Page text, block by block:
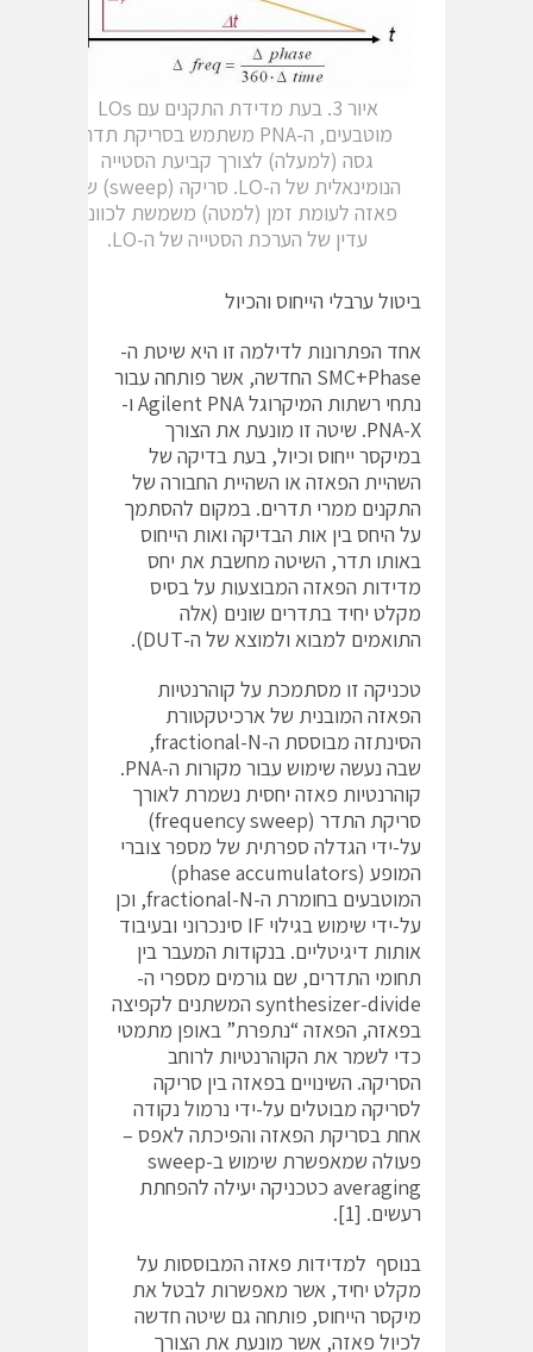
איור 3. בעת מדידת התקנים עם LOs
מוטבעים, ה-PNA משתמש בסריקת תדר
גסה (למעלה) לצורך קביעת הסטייה
הנומינאלית של ה-LO. סריקה (sweep) של
פאזה לעומת זמן (למטה) משמשת לכוונון
עדין של הערכת הסטייה של ה-LO.
ביטול ערבלי הייחוס והכיול
אחד הפתרונות לדילמה זו היא שיטת ה-
SMC+Phase החדשה, אשר פותחה עבור
נתחי רשתות המיקרוגל Agilent PNA ו-
PNA-X. שיטה זו מונעת את הצורך
במיקסר ייחוס וכיול, בעת בדיקה של
השהיית הפאזה או השהיית החבורה של
התקנים ממרי תדרים. במקום להסתמך
על היחס בין אות הבדיקה ואות הייחוס
באותו תדר, השיטה מחשבת את יחס
מדידות הפאזה המבוצעות על בסיס
מקלט יחיד בתדרים שונים (אלה
התואמים למבוא ולמוצא של ה-DUT).
טכניקה זו מסתמכת על קוהרנטיות
הפאזה המובנית של ארכיטקטורת
הסינתזה מבוססת ה-fractional-N,
שבה נעשה שימוש עבור מקורות ה-PNA.
קוהרנטיות פאזה יחסית נשמרת לאורך
סריקת התדר (frequency sweep)
על-ידי הגדלה ספרתית של מספר צוברי
המופע (phase accumulators)
המוטבעים בחומרת ה-fractional-N, וכן
על-ידי שימוש בגילוי IF סינכרוני ובעיבוד
אותות דיגיטליים. בנקודות המעבר בין
תחומי התדרים, שם גורמים מספרי ה-
synthesizer-divide המשתנים לקפיצה
בפאזה, הפאזה “נתפרת” באופן מתמטי
כדי לשמר את הקוהרנטיות לרוחב
הסריקה. השינויים בפאזה בין סריקה
לסריקה מבוטלים על-ידי נרמול נקודה
אחת בסריקת הפאזה והפיכתה לאפס –
פעולה שמאפשרת שימוש ב-sweep
averaging כטכניקה יעילה להפחתת
רעשים. [1].
בנוסף למדידות פאזה המבוססות על
מקלט יחיד, אשר מאפשרות לבטל את
מיקסר הייחוס, פותחה גם שיטה חדשה
לכיול פאזה, אשר מונעת את הצורך